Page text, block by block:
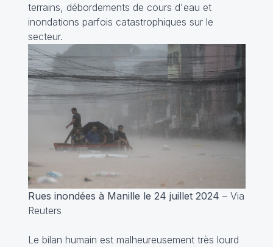
terrains, débordements de cours d'eau et
inondations parfois catastrophiques sur le
secteur.
Rues inondées à Manille le 24 juillet 2024 – Via
Reuters
Le bilan humain est malheureusement très lourd